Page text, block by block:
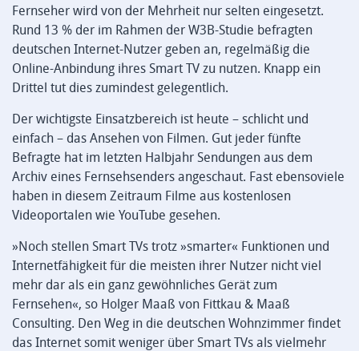
Fernseher wird von der Mehrheit nur selten eingesetzt.
Rund 13 % der im Rahmen der W3B-Studie befragten
deutschen Internet-Nutzer geben an, regelmäßig die
Online-Anbindung ihres Smart TV zu nutzen. Knapp ein
Drittel tut dies zumindest gelegentlich.
Der wichtigste Einsatzbereich ist heute – schlicht und
einfach – das Ansehen von Filmen. Gut jeder fünfte
Befragte hat im letzten Halbjahr Sendungen aus dem
Archiv eines Fernsehsenders angeschaut. Fast ebensoviele
haben in diesem Zeitraum Filme aus kostenlosen
Videoportalen wie YouTube gesehen.
»Noch stellen Smart TVs trotz »smarter« Funktionen und
Internetfähigkeit für die meisten ihrer Nutzer nicht viel
mehr dar als ein ganz gewöhnliches Gerät zum
Fernsehen«, so Holger Maaß von Fittkau & Maaß
Consulting. Den Weg in die deutschen Wohnzimmer findet
das Internet somit weniger über Smart TVs als vielmehr